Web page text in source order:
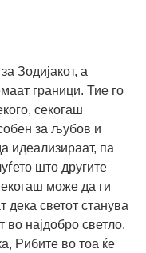
Зодијакот, а
граници. Тие го
секогаш
за љубов и
идеализираат, па
што другите
може да ги
дека светот станува
во најдобро светло.
Рибите во тоа ќе